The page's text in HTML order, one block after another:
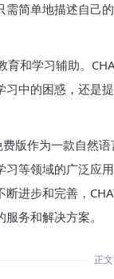
简单地描述自己
育和学习辅助。
中的困惑，还是
费版作为一款自然
习等领域的广泛应
进步和完善，
务和解决方案。
正